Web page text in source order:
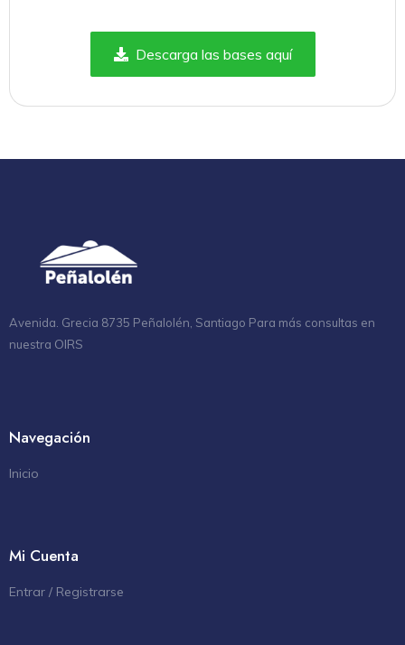
Descarga las bases aquí
Avenida. Grecia 8735 Peñalolén, Santiago Para más consultas en
nuestra OIRS
Navegación
Inicio
Mi Cuenta
Entrar / Registrarse